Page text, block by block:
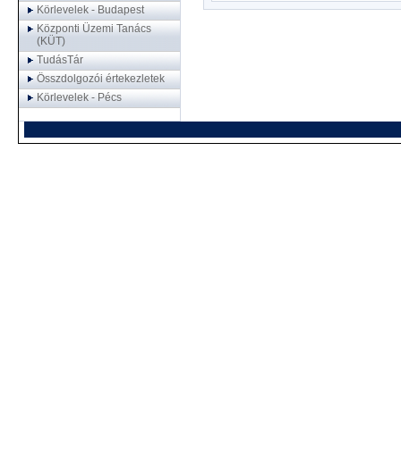
Körlevelek - Budapest
Központi Üzemi Tanács
(KÜT)
TudásTár
Összdolgozói értekezletek
Körlevelek - Pécs